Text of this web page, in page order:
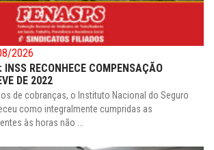
2026
RECONHECE COMPENSAÇÃO
DE 2022
de cobranças, o Instituto Nacional do Seguro
como integralmente cumpridas as
às horas não ...